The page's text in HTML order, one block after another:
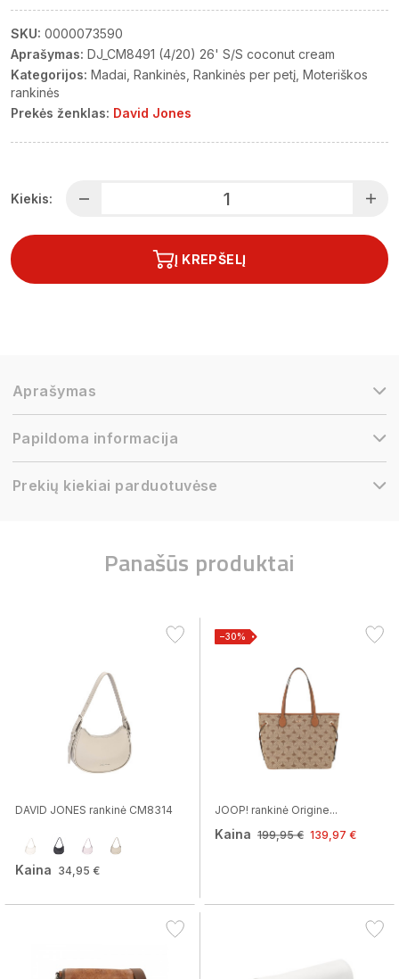
SKU: 0000073590
Aprašymas: DJ_CM8491 (4/20) 26' S/S coconut cream
Kategorijos: Madai Rankinės Rankinės per petį Moteriškos
rankinės
Prekės ženklas: David Jones
Kiekis:
Į KREPŠELĮ
Aprašymas
Papildoma informacija
Prekių kiekiai parduotuvėse
Panašūs produktai
DAVID JONES rankinė CM8314
Kaina 34,95 €
−30%
JOOP! rankinė Origine...
Kaina 199,95 € 139,97 €